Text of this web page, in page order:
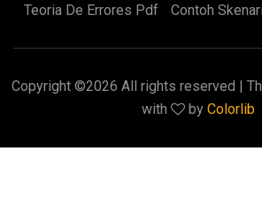
Teoria De Errores Pdf
Contoh
Copyright ©2026 All rights reserved |
with
by Colorlib